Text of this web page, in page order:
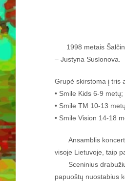
1998 metais
– Justyna Suslonova.
Grupė skirstoma į tris
• Smile Kids 6-9 metų;
• Smile TM 10-13
• Smile Vision 14-18
Ansamblis
visoje Lietuvoje, taip
Sceninius drabužius
papuoštų nuostabius